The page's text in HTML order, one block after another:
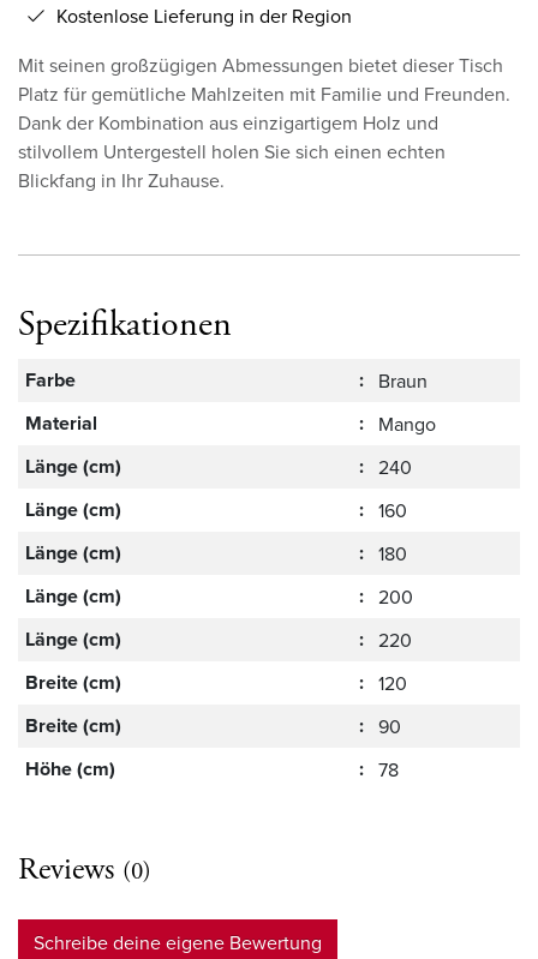
Kostenlose Lieferung in der Region
Mit seinen großzügigen Abmessungen bietet dieser Tisch
Platz für gemütliche Mahlzeiten mit Familie und Freunden.
Dank der Kombination aus einzigartigem Holz und
stilvollem Untergestell holen Sie sich einen echten
Blickfang in Ihr Zuhause.
Spezifikationen
Farbe : Braun
Material : Mango
Länge (cm) : 240
Länge (cm) : 160
Länge (cm) : 180
Länge (cm) : 200
Länge (cm) : 220
Breite (cm) : 120
Breite (cm) : 90
Höhe (cm) : 78
Reviews (0)
Schreibe deine eigene Bewertung